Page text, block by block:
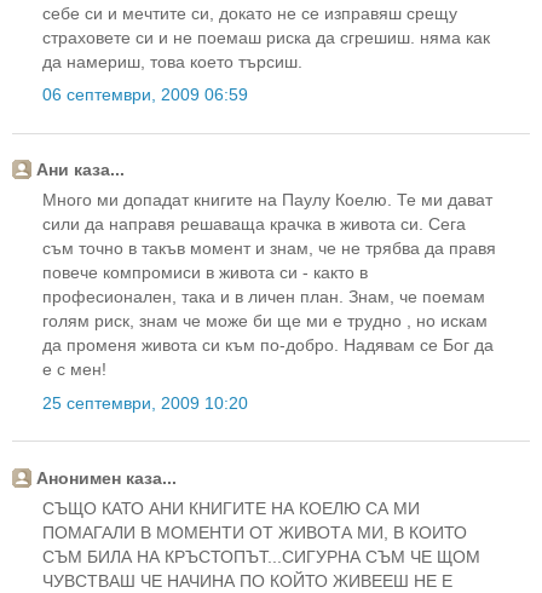
себе си и мечтите си, докато не се изправяш срещу
страховете си и не поемаш риска да сгрешиш. няма как
да намериш, това което търсиш.
06 септември, 2009 06:59
Ани каза...
Много ми допадат книгите на Паулу Коелю. Те ми дават
сили да направя решаваща крачка в живота си. Сега
съм точно в такъв момент и знам, че не трябва да правя
повече компромиси в живота си - както в
професионален, така и в личен план. Знам, че поемам
голям риск, знам че може би ще ми е трудно , но искам
да променя живота си към по-добро. Надявам се Бог да
е с мен!
25 септември, 2009 10:20
Анонимен каза...
СЪЩО КАТО АНИ КНИГИТЕ НА КОЕЛЮ СА МИ
ПОМАГАЛИ В МОМЕНТИ ОТ ЖИВОТА МИ, В КОИТО
СЪМ БИЛА НА КРЪСТОПЪТ...СИГУРНА СЪМ ЧЕ ЩОМ
ЧУВСТВАШ ЧЕ НАЧИНА ПО КОЙТО ЖИВЕЕШ НЕ Е